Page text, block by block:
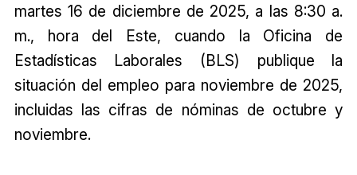
martes 16 de diciembre de 2025, a las 8:30 a.
m., hora del Este, cuando la Oficina de
Estadísticas Laborales (BLS) publique la
situación del empleo para noviembre de 2025,
incluidas las cifras de nóminas de octubre y
noviembre.